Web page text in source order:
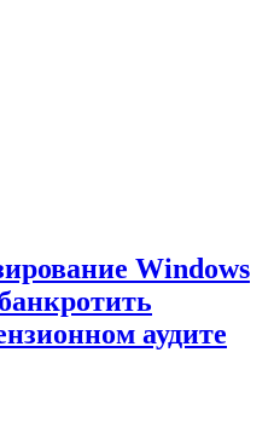
Windows
аудите